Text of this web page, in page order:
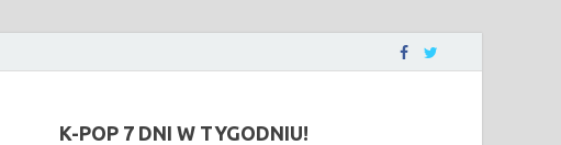
K-POP 7 DNI W TYGODNIU!